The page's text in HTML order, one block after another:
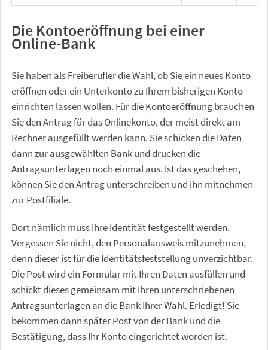
Die Kontoeröffnung bei einer
Online-Bank
Sie haben als Freiberufler die Wahl, ob Sie ein neues Konto
eröffnen oder ein Unterkonto zu Ihrem bisherigen Konto
einrichten lassen wollen. Für die Kontoeröffnung brauchen
Sie den Antrag für das Onlinekonto, der meist direkt am
Rechner ausgefüllt werden kann. Sie schicken die Daten
dann zur ausgewählten Bank und drucken die
Antragsunterlagen noch einmal aus. Ist das geschehen,
können Sie den Antrag unterschreiben und ihn mitnehmen
zur Postfiliale.
Dort nämlich muss Ihre Identität festgestellt werden.
Vergessen Sie nicht, den Personalausweis mitzunehmen,
denn dieser ist für die Identitätsfeststellung unverzichtbar.
Die Post wird ein Formular mit Ihren Daten ausfüllen und
schickt dieses gemeinsam mit Ihren unterschriebenen
Antragsunterlagen an die Bank Ihrer Wahl. Erledigt! Sie
bekommen dann später Post von der Bank und die
Bestätigung, dass Ihr Konto eingerichtet worden ist.